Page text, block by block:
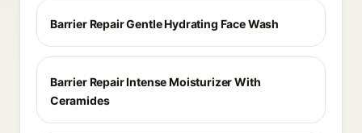
Barrier Repair Gentle Hydrating Face Wash
Barrier Repair Intense Moisturizer With
Ceramides